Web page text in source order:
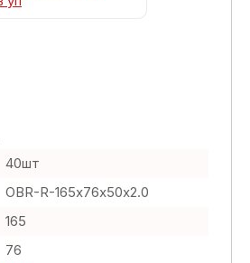
40шт
OBR-R-165х76х50х2.0
165
76